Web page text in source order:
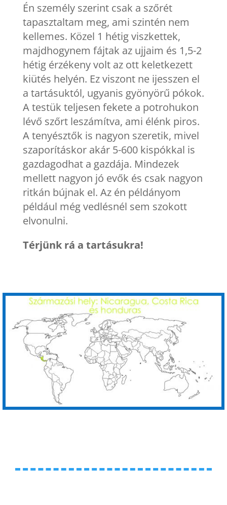
Én személy szerint csak a szőrét
tapasztaltam meg, ami szintén nem
kellemes. Közel 1 hétig viszkettek,
majdhogynem fájtak az ujjaim és 1,5-2
hétig érzékeny volt az ott keletkezett
kiütés helyén. Ez viszont ne ijesszen el
a tartásuktól, ugyanis gyönyörű pókok.
A testük teljesen fekete a potrohukon
lévő szőrt leszámítva, ami élénk piros.
A tenyésztők is nagyon szeretik, mivel
szaporításkor akár 5-600 kispókkal is
gazdagodhat a gazdája. Mindezek
mellett nagyon jó evők és csak nagyon
ritkán bújnak el. Az én példányom
például még vedlésnél sem szokott
elvonulni.
Térjünk rá a tartásukra!